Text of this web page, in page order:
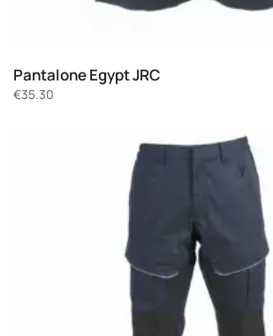
Pantalone Egypt JRC
€35.30